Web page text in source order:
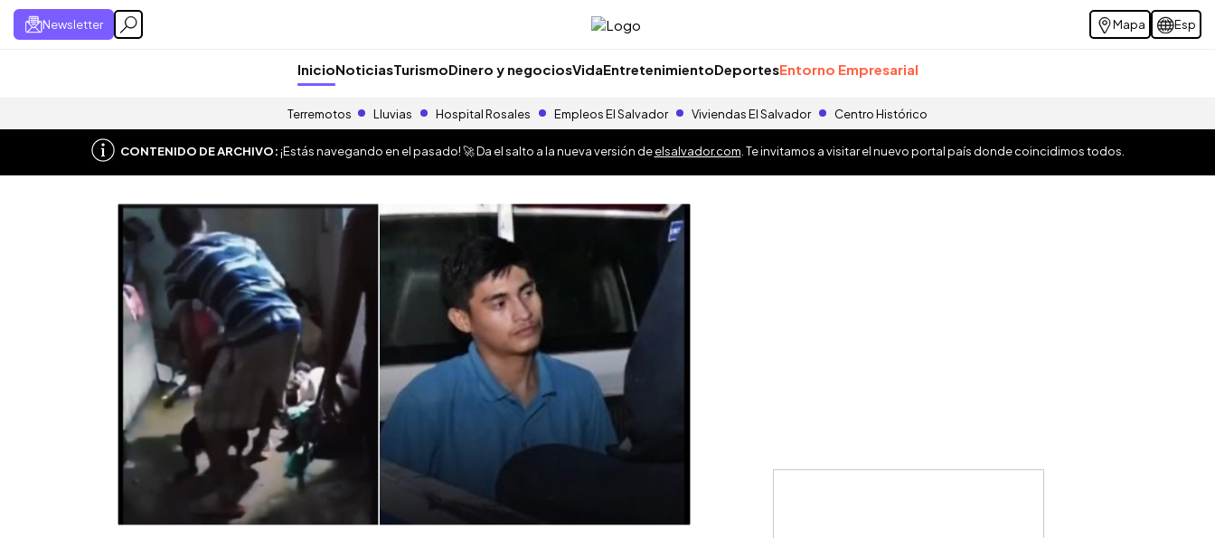
Newsletter Mapa Esp
InicioNoticiasTurismoDinero y negociosVidaEntretenimientoDeportesEntorno Empresarial
Terremotos Lluvias Hospital Rosales Empleos El Salvador Viviendas El Salvador Centro Histórico
CONTENIDO DE ARCHIVO:¡Estás navegando en el pasado! 🚀 Da el salto a la nueva versión deelsalvador.com . Te invitamos a visitar el nuevo portal país donde coincidimos todos.